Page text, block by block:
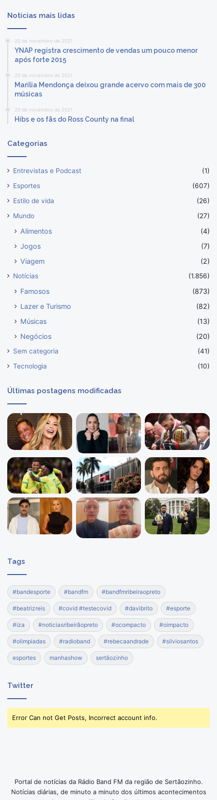
Notícias mais lidas
20 de novembro de 2021
YNAP registra crescimento de vendas um pouco menor
após forte 2015
20 de novembro de 2021
Marília Mendonça deixou grande acervo com mais de 300
músicas
20 de novembro de 2021
Hibs e os fãs do Ross County na final
Categorias
Entrevistas e Podcast
(1)
Esportes
(607)
Estilo de vida
(26)
Mundo
(27)
Alimentos
(4)
Jogos
(7)
Viagem
(2)
Notícias (1.856)
Famosos
(873)
Lazer e Turismo
(82)
Músicas
(13)
Negócios
(20)
Sem categoria
(41)
Tecnologia
(10)
Últimas postagens modificadas
Tags
#bandesporte #bandfm #bandfmribeiraopreto
#beatrizreis #covid #testecovid #davibrito #esporte
#iza #noticiasribeirãopreto #ocompacto #oimpacto
#olimpiadas #radioband #rebecaandrade #silviosantos
esportes manhashow sertãozinho
Twitter
Error Can not Get Posts, Incorrect account info.
Portal de notícias da Rádio Band FM da região de Sertãozinho.
Notícias diárias, de minuto a minuto dos últimos acontecimentos